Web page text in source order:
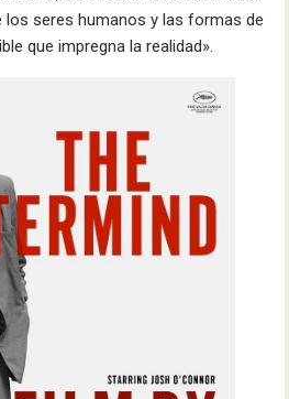
los seres humanos y las formas de
que impregna la realidad».